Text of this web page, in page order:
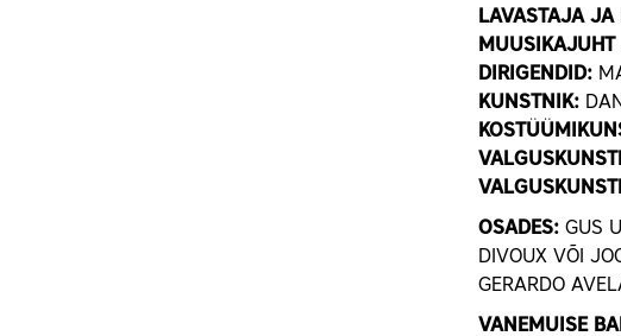
LAVASTAJA JA
DIRIGENDID:
KUNSTNIK:
OSADES: GUS
DIVOUX VÕI
GERARDO
VANEMUISE